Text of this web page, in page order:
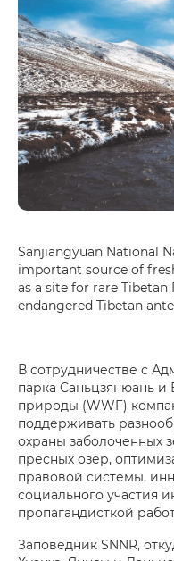
Sanjiangyuan National
important source of
as a site for rare Tibetan
endangered Tibetan
В сотрудничестве с
парка Саньцзянюань
природы (WWF)
поддерживать
охраны заболоченных
пресных озер,
правовой системы,
социального участия
пропагандисткой
Заповедник SNNR,